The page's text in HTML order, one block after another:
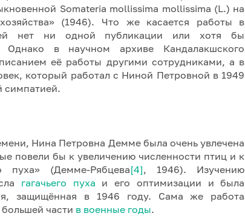
Somateria mollissima mollissima (L.) на
(1946). Что же касается работы в
нет ни одной публикации или хотя бы
Однако в научном архиве Кандалакшского
её работы другими сотрудниками, а в
который работал с Ниной Петровной в 1949
симпатией.
Нина Петровна Демме была очень увлечена
повели бы к увеличению численности птиц и к
пуха» (Демме-Рябцева[4], 1946). Изучению
гагачьего пуха и его оптимизации и была
защищённая в 1946 году. Сама же работа
части в военные годы.